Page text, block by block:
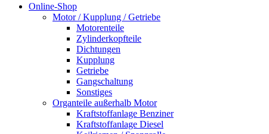
Online-Shop
Motor / Kupplung / Getriebe
Motorenteile
Zylinderkopfteile
Dichtungen
Kupplung
Getriebe
Gangschaltung
Sonstiges
Organteile außerhalb Motor
Kraftstoffanlage Benziner
Kraftstoffanlage Diesel